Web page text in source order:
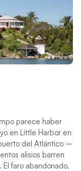
parece haber
en Little Harboren
del Atlántico –
alisios barren
El faro abandonado,